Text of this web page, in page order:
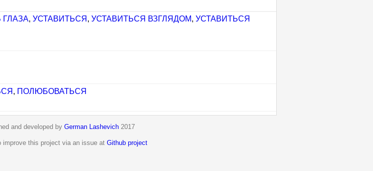
ГЛАЗА, УСТАВИТЬСЯ , УСТАВИТЬСЯ ВЗГЛЯДОМ, УСТАВИТЬСЯ
, ПОЛЮБОВАТЬСЯ
and developed by German Lashevich 2017
improve this project via an issue at Github project